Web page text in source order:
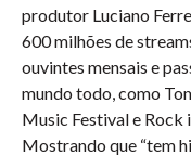
produtor Luciano
600 milhões de
ouvintes mensais e
mundo todo, como
Music Festival e Rock
Mostrando que “tem